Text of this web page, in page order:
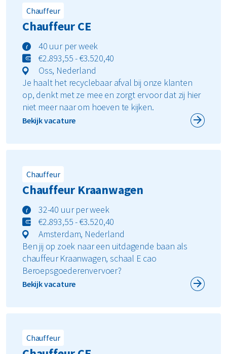
Chauffeur
Chauffeur CE
40 uur per week
€2.893,55 - €3.520,40
Oss, Nederland
Je haalt het recyclebaar afval bij onze klanten
op, denkt met ze mee en zorgt ervoor dat zij hier
niet meer naar om hoeven te kijken.
Bekijk vacature
Chauffeur
Chauffeur Kraanwagen
32-40 uur per week
€2.893,55 - €3.520,40
Amsterdam, Nederland
Ben jij op zoek naar een uitdagende baan als
chauffeur Kraanwagen, schaal E cao
Beroepsgoederenvervoer?
Bekijk vacature
Chauffeur